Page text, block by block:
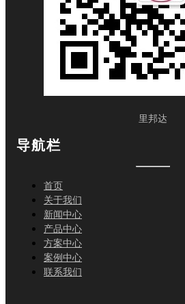
里邦达
导航栏
首页
关于我们
新闻中心
产品中心
方案中心
案例中心
联系我们